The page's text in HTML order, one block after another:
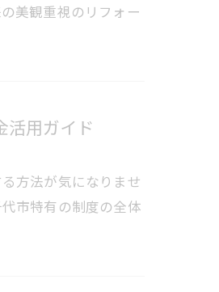
美観重視のリフォー
活用ガイド
方法が気になりませ
市特有の制度の全体